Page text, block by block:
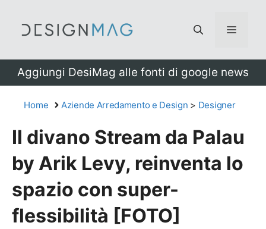
Menu
Aggiungi DesiMag alle fonti di google news
Home Aziende Arredamento e Design > Designer
Il divano Stream da Palau
by Arik Levy, reinventa lo
spazio con super-
flessibilità [FOTO]